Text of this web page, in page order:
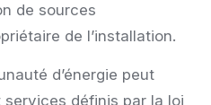
de sources
de l’installation.
d’énergie peut
définis par la loi